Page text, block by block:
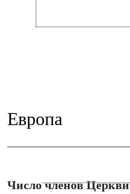
Европа
Число членов Церкви